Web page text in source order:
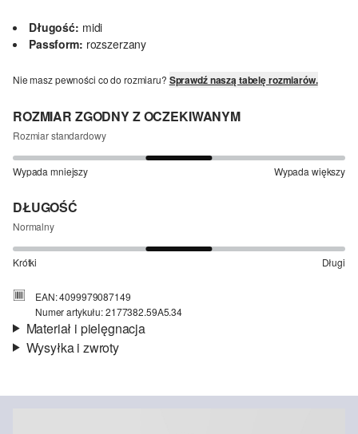
Długość: midi
Passform: rozszerzany
Nie masz pewności co do rozmiaru? Sprawdź naszą tabelę rozmiarów.
ROZMIAR ZGODNY Z OCZEKIWANYM
Rozmiar standardowy
Wypada mniejszy Wypada większy
DŁUGOŚĆ
Normalny
Krótki Długi
EAN: 4099979087149
Numer artykułu: 2177382.59A5.34
Materiał i pielęgnacja
Material: mieszanka bawełniana
Wysyłka i zwroty